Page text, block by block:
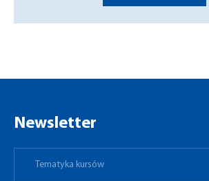
Newsletter
Tematyka kursów